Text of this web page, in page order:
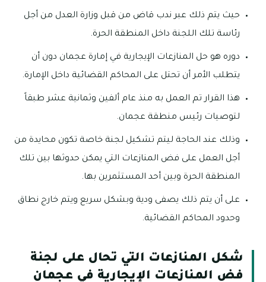
حيث يتم ذلك عبر ندب قاض من قبل وزارة العدل من أجل
رئاسة تلك اللجنة داخل المنطقة الحرة.
دوره هو حل المنازعات الإيجارية في إمارة عجمان دون أن
يتطلب الأمر أن تحتل على المحاكم القضائية داخل الإمارة.
هذا القرار تم العمل به منذ عام ألفين وثمانية عشر طبقاً
لتوصيات رئيس منطقة عجمان.
وذلك عند الحاجة ليتم تشكيل لجنة خاصة تكون محايدة من
أجل العمل على فض المنازعات التي يمكن حدوثها بين تلك
المنطقة الحرة وبين أحد المستثمرين بها.
على أن يتم ذلك يصفى ودية وبشكل سريع ويتم خارج نطاق
وحدود المحاكم القضائية.
شكل المنازعات التي تحال على لجنة
فض المنازعات الإيجارية في عجمان